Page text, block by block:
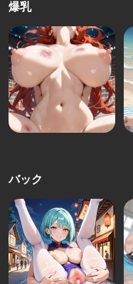
爆乳
バック